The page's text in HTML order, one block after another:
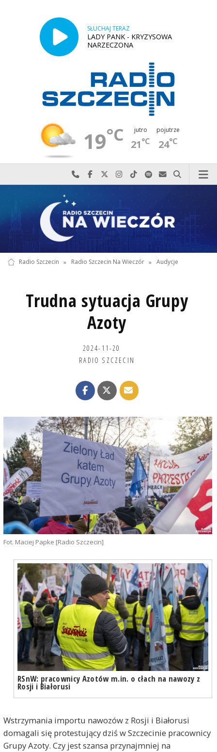
SŁUCHAJ TERAZ
LADY PANK - KRYZYSOWA
NARZECZONA
19°C jutro
21°C
pojutrze
24°C
Najlepiej po prostu do nas zadzwoń
Odwiedź nas na Facebook-u
Odwiedź nas na X
Odwiedź nas na Instagram-ie
Odwiedź nas na TikTok-u
Szukaj nas na Spotify
Wyślij do nas
Szukaj
Radio Szczecin » Radio Szczecin Na Wieczór » Audycje
Trudna sytuacja Grupy
Azoty
2024-11-20
RADIO SZCZECIN
Fot. Maciej Papke [Radio Szczecin]
RSnW: pracownicy Azotów m.in. o cłach na nawozy z
Rosji i Białorusi
Wstrzymania importu nawozów z Rosji i Białorusi
domagali się protestujący dziś w Szczecinie pracownicy
Grupy Azoty. Czy jest szansa przynajmniej na